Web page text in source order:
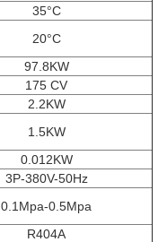
35°C
20°C
97.8KW
175 CV
2.2KW
1.5KW
0.012KW
3P-380V-50Hz
0.1Mpa-0.5Mpa
R404A